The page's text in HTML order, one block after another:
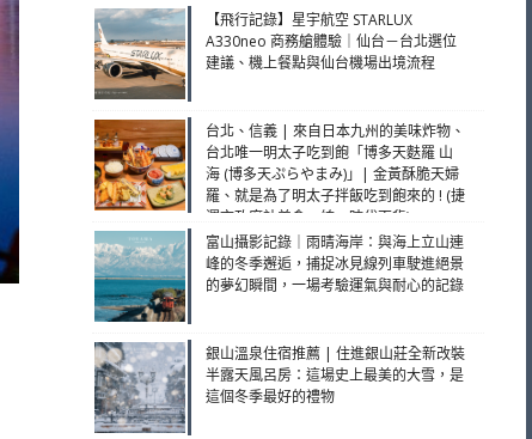
【飛行記錄】星宇航空 STARLUX
A330neo 商務艙體驗｜仙台－台北選位
建議、機上餐點與仙台機場出境流程
台北、信義 | 來自日本九州的美味炸物、
台北唯一明太子吃到飽「博多天麩羅 山
海 (博多天ぷらやまみ)」| 金黃酥脆天婦
羅、就是為了明太子拌飯吃到飽來的 ! (捷
運市政府站美食、統一時代百貨)
富山攝影記錄｜雨晴海岸：與海上立山連
峰的冬季邂逅，捕捉冰見線列車駛進絕景
的夢幻瞬間，一場考驗運氣與耐心的記錄
銀山溫泉住宿推薦 | 住進銀山莊全新改裝
半露天風呂房：這場史上最美的大雪，是
這個冬季最好的禮物